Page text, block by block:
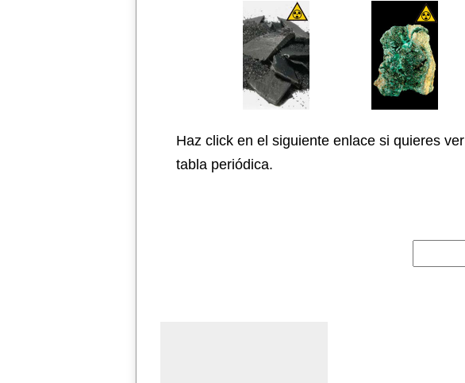
Haz click en el siguiente enlace si quieres
tabla periódica.